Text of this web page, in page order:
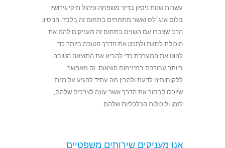
עשרות שנות ניסיון בדיני משפחה וניהול תיקי גירושין
בלוס אנג׳לס ואשר מתמחים בתחום זה בלבד. הניסיון
הרב שצברו עם השנים בתחום זה מעניקים להם את
היכולת לחזות ולתכנן את הדרך הטובה ביותר כדי
לנווט את המערכת כדי להביא את התוצאה הטובה
ביותר עבורכם במינימום הוצאות. זה מאפשר
ללקוחותינו לדעת ולהבין מה עתיד להגיע על מנת
שיוכלו לבחור את הדרך אשר עונה לצרכים שלהם,
לזמן וליכולות הכלכליות שלהם.
אנו מעניקים שירותים משפטיים